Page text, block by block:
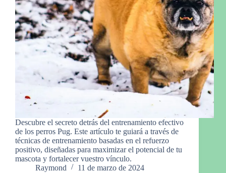
Descubre el secreto detrás del entrenamiento efectivo
de los perros Pug. Este artículo te guiará a través de
técnicas de entrenamiento basadas en el refuerzo
positivo, diseñadas para maximizar el potencial de tu
mascota y fortalecer vuestro vínculo.
Raymond
11 de marzo de 2024